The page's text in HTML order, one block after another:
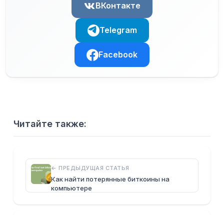
ВКонтакте
Telegram
Facebook
Читайте также:
← ПРЕДЫДУЩАЯ СТАТЬЯ
Как найти потерянные биткоины на
компьютере